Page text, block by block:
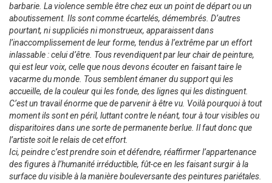
barbarie. La violence semble être chez eux un point de départ ou un
aboutissement. Ils sont comme écartelés, démembrés. D’autres
pourtant, ni suppliciés ni monstrueux, apparaissent dans
l’inaccomplissement de leur forme, tendus à l’extrême par un effort
inlassable : celui d’être. Tous revendiquent par leur chair de peinture,
qui est leur voix, celle que nous devons écouter en faisant taire le
vacarme du monde. Tous semblent émaner du support qui les
accueille, de la couleur qui les fonde, des lignes qui les distinguent.
C’est un travail énorme que de parvenir à être vu. Voilà pourquoi à tout
moment ils sont en péril, luttant contre le néant, tour à tour visibles ou
disparitoires dans une sorte de permanente berlue. Il faut donc que
l’artiste soit le relais de cet effort.
Ici, peindre c’est prendre soin et défendre, réaffirmer l’appartenance
des figures à l’humanité irréductible, fût-ce en les faisant surgir à la
surface du visible à la manière bouleversante des peintures pariétales.